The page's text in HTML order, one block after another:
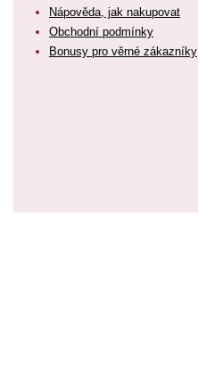
Nápověda, jak nakupovat
Obchodní podmínky
Bonusy pro věrné zákazníky